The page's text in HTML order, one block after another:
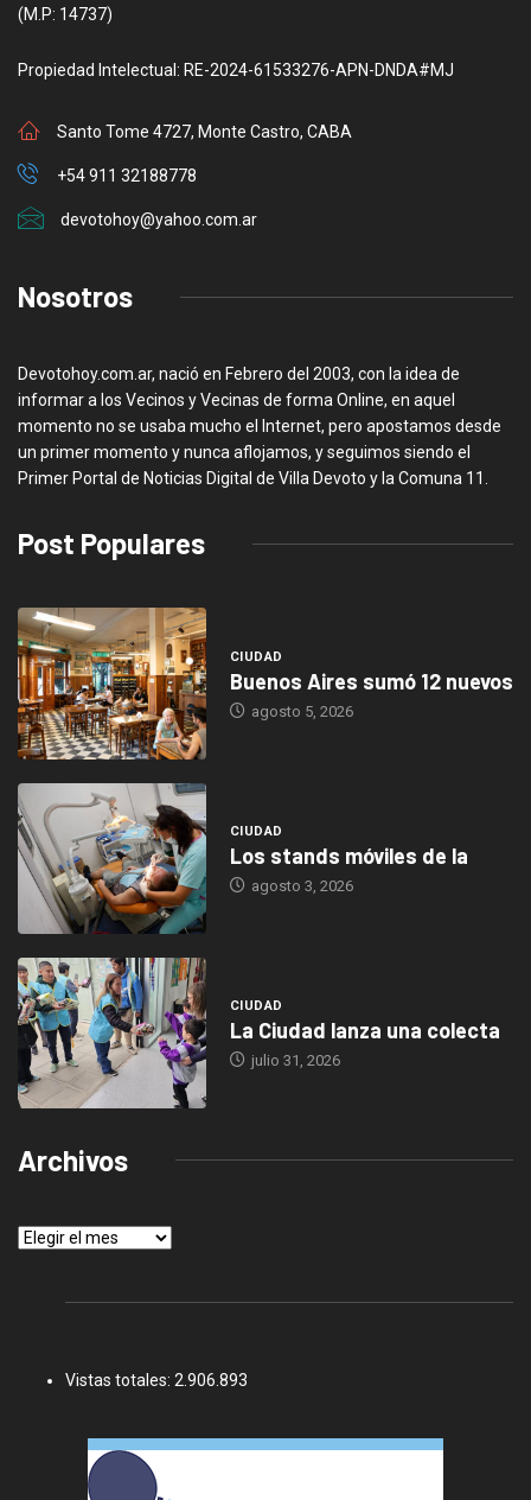
(M.P: 14737)
Propiedad Intelectual: RE-2024-61533276-APN-DNDA#MJ
Santo Tome 4727, Monte Castro, CABA
+54 911 32188778
devotohoy@yahoo.com.ar
Nosotros
Devotohoy.com.ar, nació en Febrero del 2003, con la idea de
informar a los Vecinos y Vecinas de forma Online, en aquel
momento no se usaba mucho el Internet, pero apostamos desde
un primer momento y nunca aflojamos, y seguimos siendo el
Primer Portal de Noticias Digital de Villa Devoto y la Comuna 11.
Post Populares
CIUDAD
Buenos Aires sumó 12 nuevos
agosto 5, 2026
CIUDAD
Los stands móviles de la
agosto 3, 2026
CIUDAD
La Ciudad lanza una colecta
julio 31, 2026
Archivos
Archivos
Vistas totales: 2.906.893